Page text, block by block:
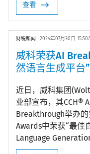
查看
财税新闻 2024年07月30日
威科荣获AI
然语言生成平台
近日，威科集团
业部宣布，其CCH®
Breakthrough举办
Awards中荣获“最佳
Language